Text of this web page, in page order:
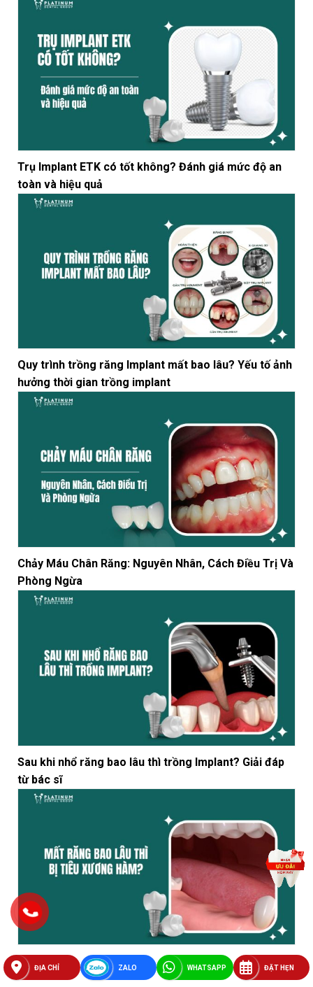
Trụ Implant ETK có tốt không? Đánh giá mức độ an
toàn và hiệu quả
Quy trình trồng răng Implant mất bao lâu? Yếu tố ảnh
hưởng thời gian trồng implant
Chảy Máu Chân Răng: Nguyên Nhân, Cách Điều Trị Và
Phòng Ngừa
Sau khi nhổ răng bao lâu thì trồng Implant? Giải đáp
từ bác sĩ
Mất răng bao lâu thì bị tiêu xương hàm? Nguyên
nhân, hậu quả và cách khắc phục
ĐỊA CHỈ ZALO WHATSAPP ĐẶT HẸN